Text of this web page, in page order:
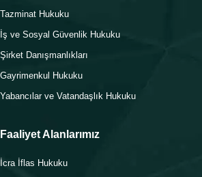
Tazminat Hukuku
İş ve Sosyal Güvenlik Hukuku
Şirket Danışmanlıkları
Gayrimenkul Hukuku
Yabancılar ve Vatandaşlık Hukuku
Faaliyet Alanlarımız
İcra İflas Hukuku